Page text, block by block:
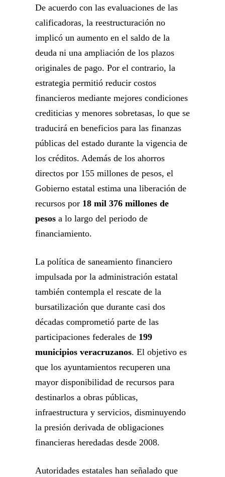
De acuerdo con las evaluaciones de las
calificadoras, la reestructuración no
implicó un aumento en el saldo de la
deuda ni una ampliación de los plazos
originales de pago. Por el contrario, la
estrategia permitió reducir costos
financieros mediante mejores condiciones
crediticias y menores sobretasas, lo que se
traducirá en beneficios para las finanzas
públicas del estado durante la vigencia de
los créditos. Además de los ahorros
directos por 155 millones de pesos, el
Gobierno estatal estima una liberación de
recursos por 18 mil 376 millones de
pesos a lo largo del periodo de
financiamiento.
La política de saneamiento financiero
impulsada por la administración estatal
también contempla el rescate de la
bursatilización que durante casi dos
décadas comprometió parte de las
participaciones federales de 199
municipios veracruzanos. El objetivo es
que los ayuntamientos recuperen una
mayor disponibilidad de recursos para
destinarlos a obras públicas,
infraestructura y servicios, disminuyendo
la presión derivada de obligaciones
financieras heredadas desde 2008.
Autoridades estatales han señalado que